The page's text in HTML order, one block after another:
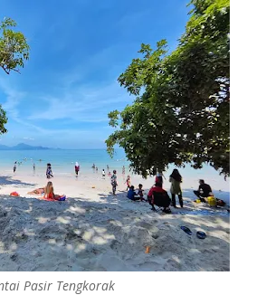
Pasir Tengkorak